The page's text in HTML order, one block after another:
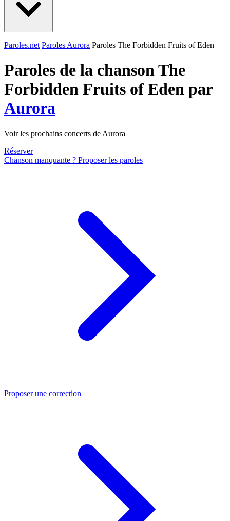
Paroles.net Paroles Aurora Paroles The Forbidden Fruits of Eden
Paroles de la chanson The
Forbidden Fruits of Eden par
Aurora
Voir les prochains concerts de Aurora
Réserver
Chanson manquante ? Proposer les paroles
Proposer une correction